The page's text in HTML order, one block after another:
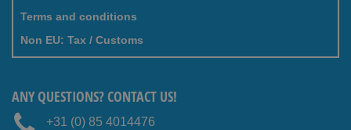
Terms and conditions
Non EU: Tax / Customs
ANY QUESTIONS? CONTACT US!
+31 (0) 85 4014476